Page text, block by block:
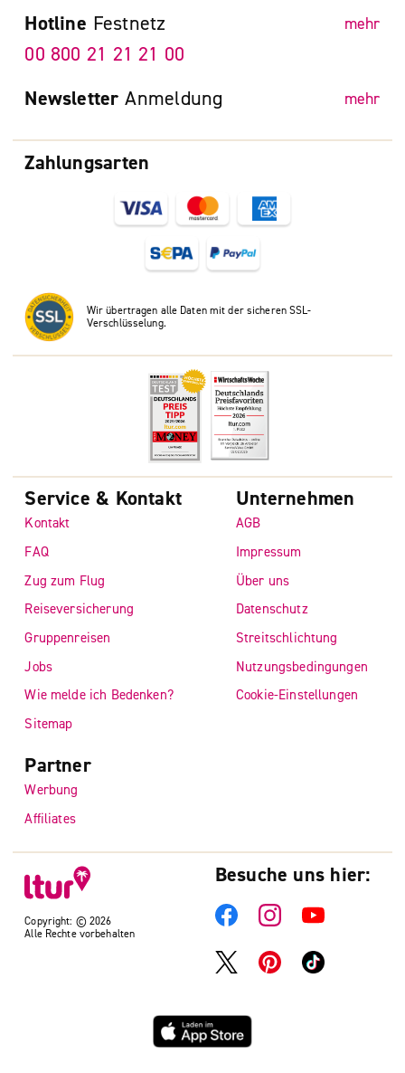
Zahlungsarten
Wir übertragen alle Daten mit der sicheren SSL-
Verschlüsselung.
Hotline Festnetz mehr
00 800 21 21 21 00
Newsletter Anmeldung mehr
Copyright: © 2026
Alle Rechte vorbehalten
Service & Kontakt
Kontakt
FAQ
Zug zum Flug
Reiseversicherung
Gruppenreisen
Jobs
Wie melde ich Bedenken?
Sitemap
Unternehmen
AGB
Impressum
Über uns
Datenschutz
Streitschlichtung
Nutzungsbedingungen
Cookie-Einstellungen
Partner
Werbung
Affiliates
Besuche uns hier: